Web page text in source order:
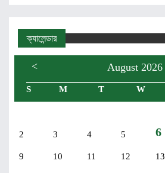
ক্যালেন্ডার
< August 2026
S M T W
2 3 4 5 6
9 10 11 12 13